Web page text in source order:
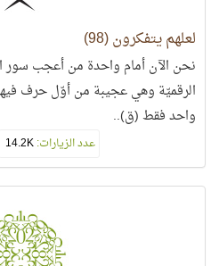
لعلهم يتفكرون (98)
نحن الآن أمام واحدة من أعجب سور
الرقميّة وهي عجيبة من أوّل حرف
واحد فقط (ق)..
عدد الزيارات:14.2K